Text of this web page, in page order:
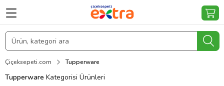
Çiçeksepeti.com Tupperware
Tupperware Kategorisi Ürünleri